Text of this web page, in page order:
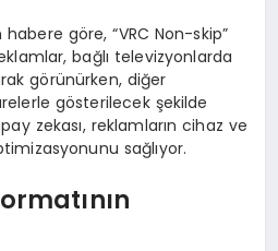
göre, “VRC Non-skip”
bağlı televizyonlarda
görünürken, diğer
gösterilecek şekilde
zekası, reklamların cihaz ve
sağlıyor.